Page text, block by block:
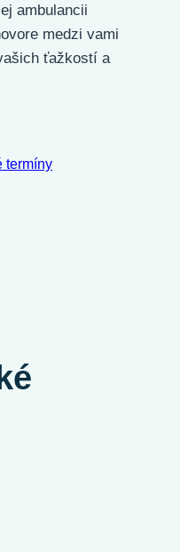
ambulancii
medzi vami
ťažkostí a
termíny